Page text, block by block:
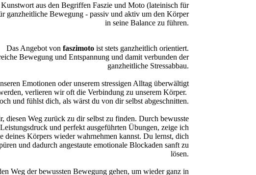
aus den Begriffen Faszie und Moto (lateinisch für
ganzheitliche Bewegung - passiv und aktiv um den Körper
in seine Balance zu führen.
Das Angebot von faszimoto ist stets ganzheitlich orientiert.
Bewegung und Entspannung und damit verbunden der
ganzheitliche Stressabbau.
Emotionen oder unserem stressigen Alltag überwältigt
verlieren wir oft die Verbindung zu unserem Körper.
und fühlst dich, als wärst du von dir selbst abgeschnitten.
diesen Weg zurück zu dir selbst zu finden. Durch bewusste
und perfekt ausgeführten Übungen, zeige ich
deines Körpers wieder wahrnehmen kannst. Du lernst, dich
und dadurch angestaute emotionale Blockaden sanft zu
lösen.
Weg der bewussten Bewegung gehen, um wieder ganz in